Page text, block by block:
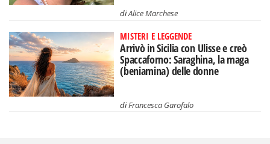
diAlice Marchese
MISTERI E LEGGENDE
Arrivò in Sicilia con Ulisse e creò
Spaccaforno: Saraghina, la maga
(beniamina) delle donne
diFrancesca Garofalo